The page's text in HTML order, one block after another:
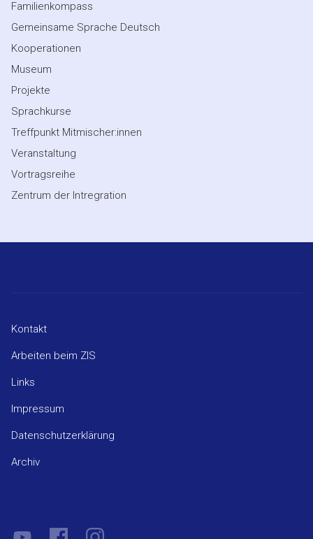
Familienkompass
Gemeinsame Sprache Deutsch
Kooperationen
Museum
Projekte
Sprachkurse
Treffpunkt Mitmischer:innen
Veranstaltung
Vortragsreihe
Zentrum der Intregration
Kontakt
Arbeiten beim ZIS
Links
Impressum
Datenschutzerklärung
Archiv
YouTubeFacebookInstagram